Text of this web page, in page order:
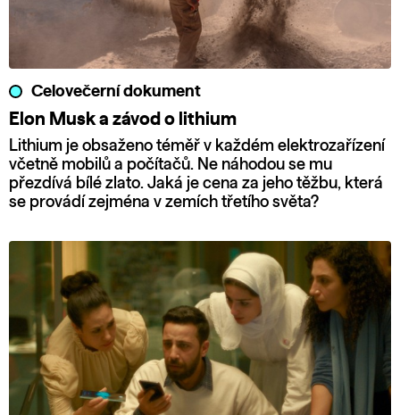
Celovečerní dokument
Elon Musk a závod o lithium
Lithium je obsaženo téměř v každém elektrozařízení
včetně mobilů a počítačů. Ne náhodou se mu
přezdívá bílé zlato. Jaká je cena za jeho těžbu, která
se provádí zejména v zemích třetího světa?